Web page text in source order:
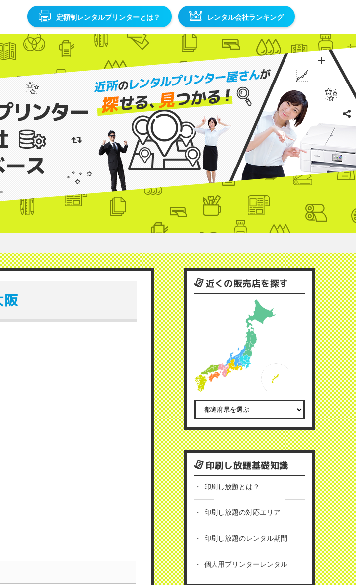
定額制レンタルプリンターとは？ レンタル会社ランキング
阪
近くの販売店を探す
印刷し放題基礎知識
印刷し放題とは？
印刷し放題の対応エリア
印刷し放題のレンタル期間
個人用プリンターレンタル